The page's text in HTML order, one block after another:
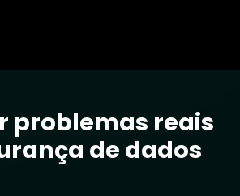
problemas reais
de dados